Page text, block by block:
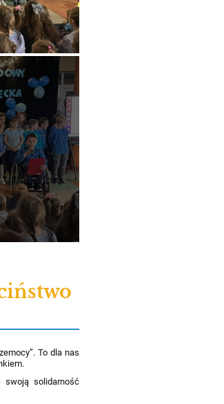
To dla nas
swoją solidarność